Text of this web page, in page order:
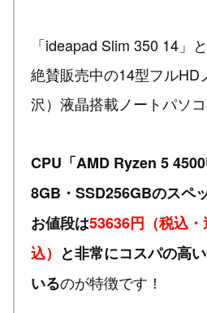
「ideapad Slim 350 14」
絶賛販売中の14型フルHD
沢）液晶搭載ノートパソコ
CPU「AMD Ryzen 5
8GB・SSD256GBのスペ
お値段は53636円（税込
込） と非常にコスパの高
いるのが特徴です！